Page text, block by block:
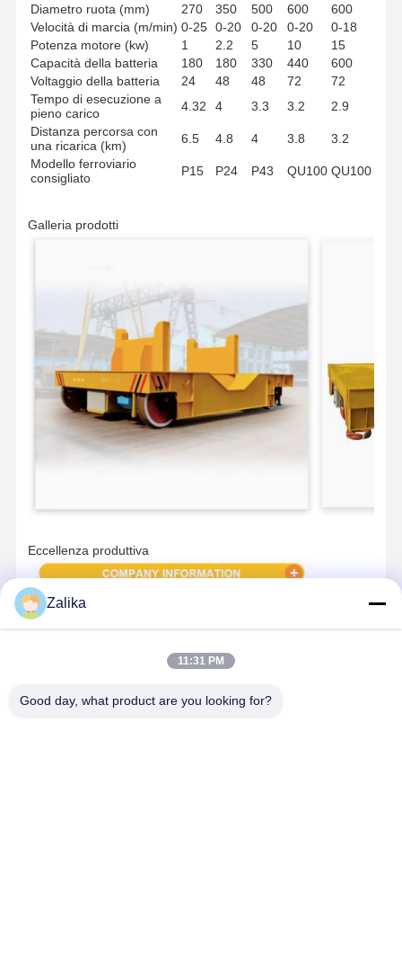
Gru a benna
Gru
Ingranaggi motore e freno
Pace
Attrezzatura di trasporto
Diametro ruota (mm) 270 350 500 600
600
Velocità di marcia (m/min) 0-25 0-20 0-20 0-20
0-18
Potenza motore (kw)
1 2.2 5 10
15
Capacità della batteria
180 180 330 440
600
Voltaggio della batteria
24 48 48 72
72
Tempo di esecuzione a
pieno carico
4.32 4 3.3 3.2
2.9
Distanza percorsa con
una ricarica (km)
6.5 4.8 4 3.8
3.2
Modello ferroviario
consigliato
P15 P24 P43 QU100 QU100
Galleria prodotti
Eccellenza produttiva
Zalika
11:31 PM
Good day, what product are you looking for?